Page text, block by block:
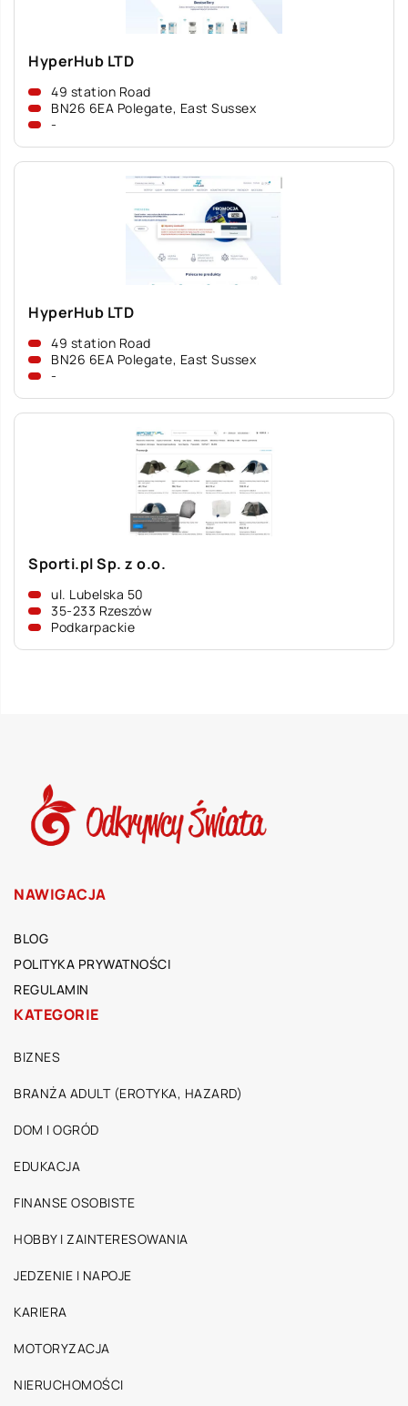
HyperHub LTD
49 station Road
BN26 6EA Polegate, East Sussex
-
HyperHub LTD
49 station Road
BN26 6EA Polegate, East Sussex
-
Sporti.pl Sp. z o.o.
ul. Lubelska 50
35-233 Rzeszów
Podkarpackie
NAWIGACJA
BLOG
POLITYKA PRYWATNOŚCI
REGULAMIN
KATEGORIE
BIZNES
BRANŻA ADULT (EROTYKA, HAZARD)
DOM I OGRÓD
EDUKACJA
FINANSE OSOBISTE
HOBBY I ZAINTERESOWANIA
JEDZENIE I NAPOJE
KARIERA
MOTORYZACJA
NIERUCHOMOŚCI